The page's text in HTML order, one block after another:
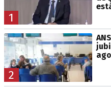
1
2